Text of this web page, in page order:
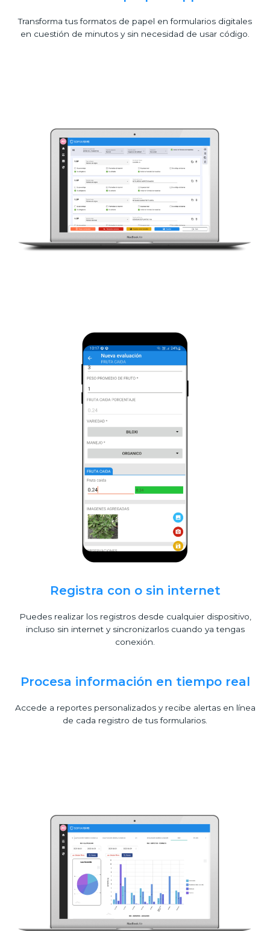
Transforma tus formatos de papel en formularios digitales
en cuestión de minutos y sin necesidad de usar código.
Registra con o sin internet
Puedes realizar los registros desde cualquier dispositivo,
incluso sin internet y sincronizarlos cuando ya tengas
conexión.
Procesa información en tiempo real
Accede a reportes personalizados y recibe alertas en línea
de cada registro de tus formularios.